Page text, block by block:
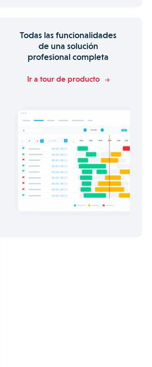
Todas las funcionalidades
de una solución
profesional completa
Ir a tour de producto